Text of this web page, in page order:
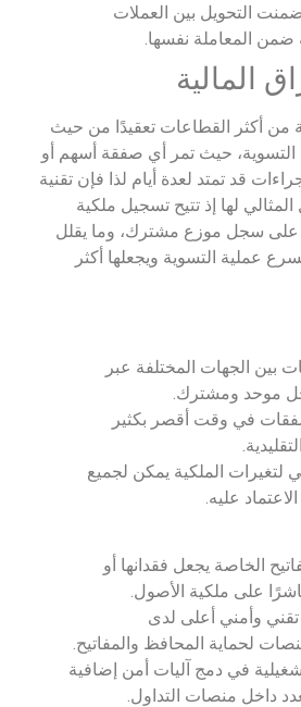
التحويل بين العملات
ضمن المعاملة نفسها.
من أكثر القطاعات تعقيدًا من حيث
حيث تمر أي صفقة أسهم أو
قد تمتد لعدة أيام لذا فإن تقنية
لها إذ تتيح تسجيل ملكية
على سجل موزع مشترك، وما يقلل
عملية التسوية ويجعلها أكثر
بين الجهات المختلفة عبر
موحد ومشترك.
في وقت أقصر بكثير
الملكية يمكن لجميع
عليه.
الخاصة يجعل فقدانها أو
على ملكية الأصول.
وأمني أعلى لدى
لحماية المحافظ والمفاتيح.
في دمج آليات أمن إضافية
داخل منصات التداول.